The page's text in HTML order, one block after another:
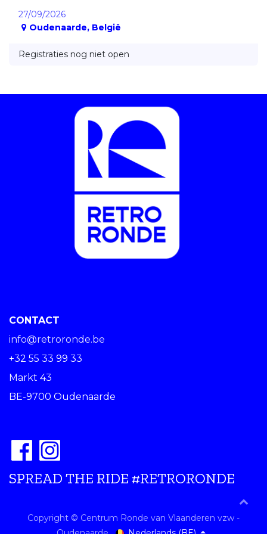
27/09/2026
Oudenaarde, België
Registraties nog niet open
CONTACT
info@retroronde.be
+32 55 33 99 33
Markt 43
BE-9700 Oudenaarde
SPREAD THE RIDE #RETRORONDE
Copyright © Centrum Ronde van Vlaanderen vzw -